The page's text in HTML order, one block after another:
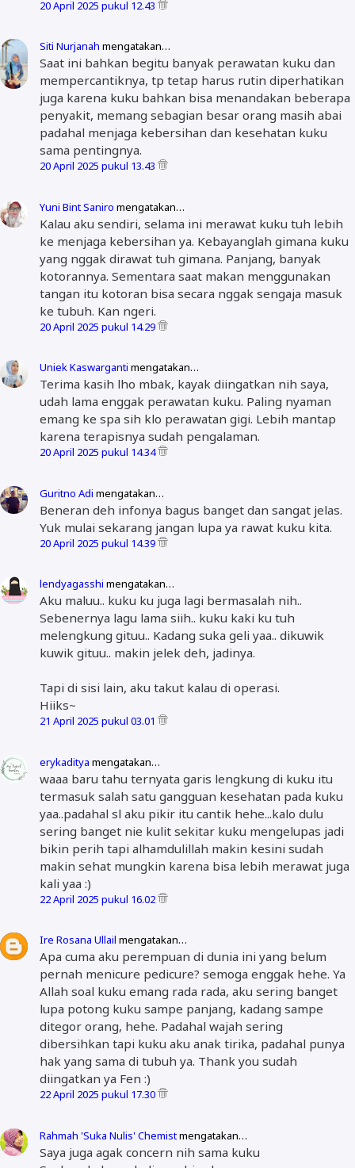
20 April 2025 pukul 12.43
Siti Nurjanah mengatakan…
Saat ini bahkan begitu banyak perawatan kuku dan
mempercantiknya, tp tetap harus rutin diperhatikan
juga karena kuku bahkan bisa menandakan beberapa
penyakit, memang sebagian besar orang masih abai
padahal menjaga kebersihan dan kesehatan kuku
sama pentingnya.
20 April 2025 pukul 13.43
Yuni Bint Saniro mengatakan…
Kalau aku sendiri, selama ini merawat kuku tuh lebih
ke menjaga kebersihan ya. Kebayanglah gimana kuku
yang nggak dirawat tuh gimana. Panjang, banyak
kotorannya. Sementara saat makan menggunakan
tangan itu kotoran bisa secara nggak sengaja masuk
ke tubuh. Kan ngeri.
20 April 2025 pukul 14.29
Uniek Kaswarganti mengatakan…
Terima kasih lho mbak, kayak diingatkan nih saya,
udah lama enggak perawatan kuku. Paling nyaman
emang ke spa sih klo perawatan gigi. Lebih mantap
karena terapisnya sudah pengalaman.
20 April 2025 pukul 14.34
Guritno Adi mengatakan…
Beneran deh infonya bagus banget dan sangat jelas.
Yuk mulai sekarang jangan lupa ya rawat kuku kita.
20 April 2025 pukul 14.39
lendyagasshi mengatakan…
Aku maluu.. kuku ku juga lagi bermasalah nih..
Sebenernya lagu lama siih.. kuku kaki ku tuh
melengkung gituu.. Kadang suka geli yaa.. dikuwik
kuwik gituu.. makin jelek deh, jadinya.
Tapi di sisi lain, aku takut kalau di operasi.
Hiiks~
21 April 2025 pukul 03.01
erykaditya mengatakan…
waaa baru tahu ternyata garis lengkung di kuku itu
termasuk salah satu gangguan kesehatan pada kuku
yaa..padahal sl aku pikir itu cantik hehe...kalo dulu
sering banget nie kulit sekitar kuku mengelupas jadi
bikin perih tapi alhamdulillah makin kesini sudah
makin sehat mungkin karena bisa lebih merawat juga
kali yaa :)
22 April 2025 pukul 16.02
Ire Rosana Ullail mengatakan…
Apa cuma aku perempuan di dunia ini yang belum
pernah menicure pedicure? semoga enggak hehe. Ya
Allah soal kuku emang rada rada, aku sering banget
lupa potong kuku sampe panjang, kadang sampe
ditegor orang, hehe. Padahal wajah sering
dibersihkan tapi kuku aku anak tirika, padahal punya
hak yang sama di tubuh ya. Thank you sudah
diingatkan ya Fen :)
22 April 2025 pukul 17.30
Rahmah 'Suka Nulis' Chemistmengatakan…
Saya juga agak concern nih sama kuku